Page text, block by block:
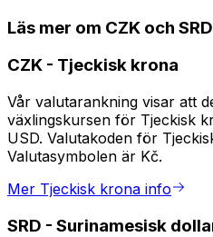
Läs mer om CZK och SRD
CZK - Tjeckisk krona
Vår valutarankning visar att
växlingskursen för Tjeckisk
USD. Valutakoden för
Valutasymbolen är Kč.
Mer Tjeckisk krona info
SRD - Surinamesisk